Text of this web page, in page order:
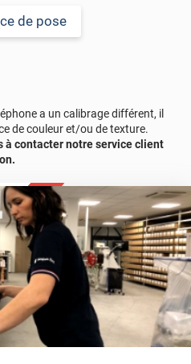
de pose
a un calibrage différent, il
de couleur et/ou de texture.
à contacter notre service client